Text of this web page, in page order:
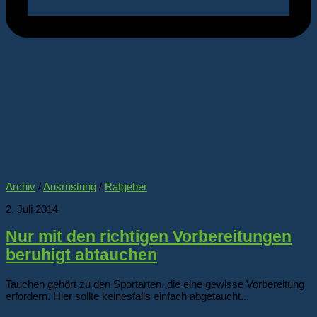
Archiv /Ausrüstung / Ratgeber
2. Juli 2014
Nur mit den richtigen Vorbereitungen
beruhigt abtauchen
Tauchen gehört zu den Sportarten, die eine gewisse Vorbereitung
erfordern. Hier sollte keinesfalls einfach abgetaucht...